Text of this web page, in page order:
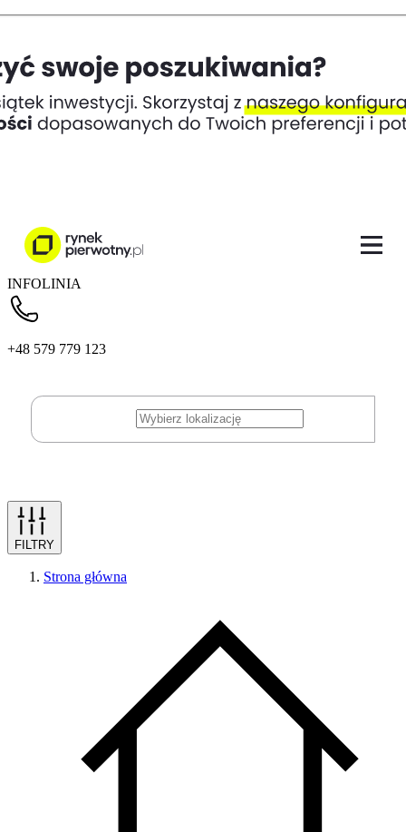
INFOLINIA
+48 579 779 123
FILTRY
Strona główna